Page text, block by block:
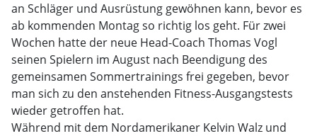
an Schläger und Ausrüstung gewöhnen kann, bevor es
ab kommenden Montag so richtig los geht. Für zwei
Wochen hatte der neue Head-Coach Thomas Vogl
seinen Spielern im August nach Beendigung des
gemeinsamen Sommertrainings frei gegeben, bevor
man sich zu den anstehenden Fitness-Ausgangstests
wieder getroffen hat.
Während mit dem Nordamerikaner Kelvin Walz und